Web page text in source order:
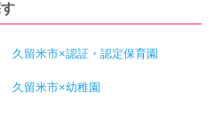
久留米市×認証・認定保育園
久留米市×幼稚園